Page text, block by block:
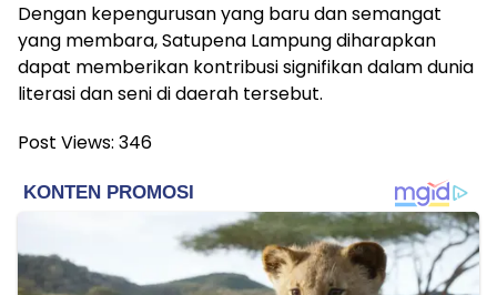
Dengan kepengurusan yang baru dan semangat
yang membara, Satupena Lampung diharapkan
dapat memberikan kontribusi signifikan dalam dunia
literasi dan seni di daerah tersebut.
Post Views: 346